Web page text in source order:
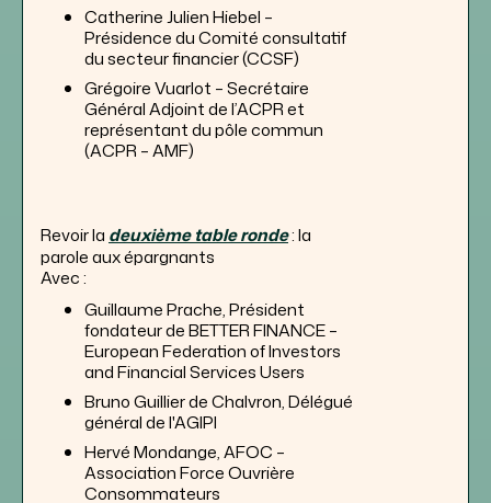
Catherine Julien Hiebel –
Présidence du Comité consultatif
du secteur financier (CCSF)
Grégoire Vuarlot – Secrétaire
Général Adjoint de l’ACPR et
représentant du pôle commun
(ACPR – AMF)
Revoir la deuxième table ronde: la
parole aux épargnants
Avec :
Guillaume Prache, Président
fondateur de BETTER FINANCE –
European Federation of Investors
and Financial Services Users
Bruno Guillier de Chalvron, Délégué
général de l'AGIPI
Hervé Mondange, AFOC –
Association Force Ouvrière
Consommateurs